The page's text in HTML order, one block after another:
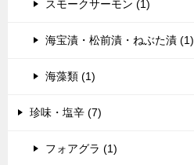
スモークサーモン (1)
海宝漬・松前漬・ねぶた漬 (1)
海藻類 (1)
珍味・塩辛 (7)
フォアグラ (1)